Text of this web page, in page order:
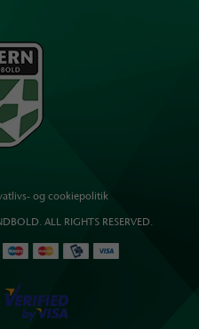
og cookiepolitik
ALL RIGHTS RESERVED.